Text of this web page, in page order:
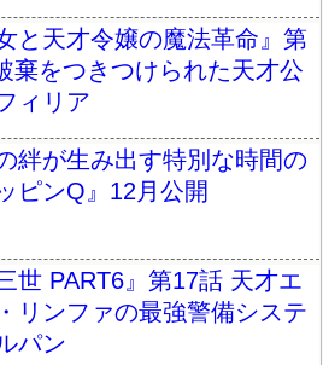
と天才令嬢の魔法革命』第
棄をつきつけられた天才公
ィリア
絆が生み出す特別な時間の
ピンQ』12月公開
世 PART6』第17話 天才エ
リンファの最強警備システ
パン